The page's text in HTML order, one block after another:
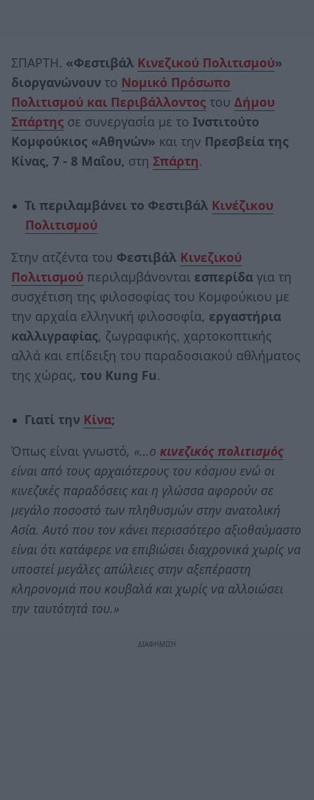
ΣΠΑΡΤΗ. «Φεστιβάλ Κινεζικού Πολιτισμού»
διοργανώνουν το Νομικό Πρόσωπο
Πολιτισμού και Περιβάλλοντος του Δήμου
Σπάρτης σε συνεργασία με το Ινστιτούτο
Κομφούκιος «Αθηνών» και την Πρεσβεία της
Κίνας, 7 - 8 Μαΐου, στη Σπάρτη.
Τι περιλαμβάνει το Φεστιβάλ Κινέζικου
Πολιτισμού
Στην ατζέντα του Φεστιβάλ Κινεζικού
Πολιτισμού περιλαμβάνονται εσπερίδα για τη
συσχέτιση της φιλοσοφίας του Κομφούκιου με
την αρχαία ελληνική φιλοσοφία, εργαστήρια
καλλιγραφίας, ζωγραφικής, χαρτοκοπτικής
αλλά και επίδειξη του παραδοσιακού αθλήματος
της χώρας, του Kung Fu.
Γιατί την Κίνα;
Όπως είναι γνωστό, «…ο κινεζικός πολιτισμός
είναι από τους αρχαιότερους του κόσμου ενώ οι
κινεζικές παραδόσεις και η γλώσσα αφορούν σε
μεγάλο ποσοστό των πληθυσμών στην ανατολική
Ασία. Αυτό που τον κάνει περισσότερο αξιοθαύμαστο
είναι ότι κατάφερε να επιβιώσει διαχρονικά χωρίς να
υποστεί μεγάλες απώλειες στην αξεπέραστη
κληρονομιά που κουβαλά και χωρίς να αλλοιώσει
την ταυτότητά του.»